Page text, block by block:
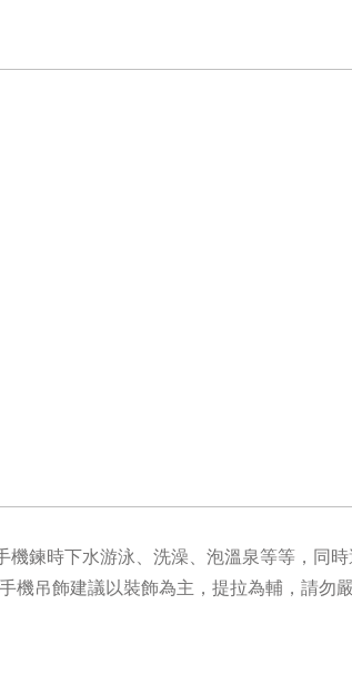
機鍊時下水游泳、洗澡、泡溫泉等等，同
機吊飾建議以裝飾為主，提拉為輔，請勿